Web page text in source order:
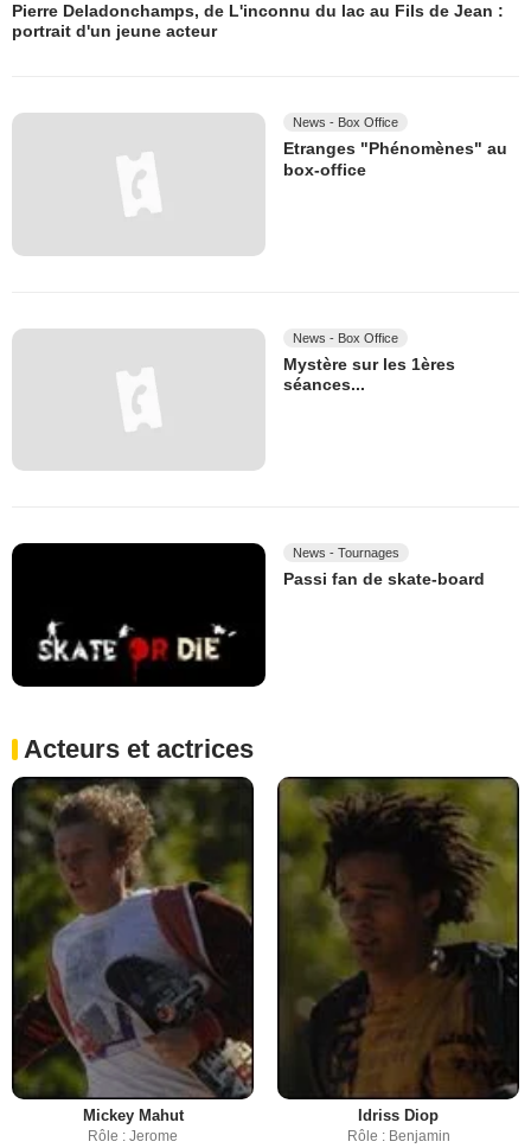
Pierre Deladonchamps, de L'inconnu du lac au Fils de Jean :
portrait d'un jeune acteur
News - Box Office
Etranges "Phénomènes" au
box-office
News - Box Office
Mystère sur les 1ères
séances...
News - Tournages
Passi fan de skate-board
Acteurs et actrices
Mickey Mahut
Rôle : Jerome
Idriss Diop
Rôle : Benjamin